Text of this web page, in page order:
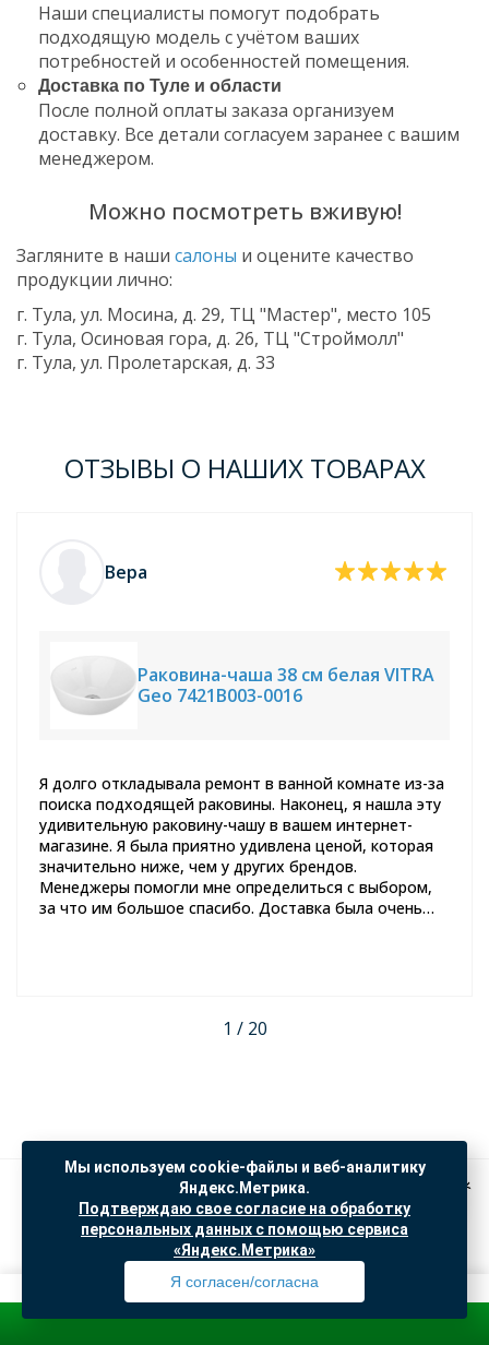
Наши специалисты помогут подобрать
подходящую модель с учётом ваших
потребностей и особенностей помещения.
Доставка по Туле и области
После полной оплаты заказа организуем
доставку. Все детали согласуем заранее с вашим
менеджером.
Можно посмотреть вживую!
Загляните в наши салоны и оцените качество
продукции лично:
г. Тула, ул. Мосина, д. 29, ТЦ "Мастер", место 105
г. Тула, Осиновая гора, д. 26, ТЦ "Строймолл"
г. Тула, ул. Пролетарская, д. 33
ОТЗЫВЫ О НАШИХ ТОВАРАХ
Вера
Раковина-чаша 38 см белая VITRA
Geo 7421B003-0016
Я долго откладывала ремонт в ванной комнате из-за
поиска подходящей раковины. Наконец, я нашла эту
удивительную раковину-чашу в вашем интернет-
магазине. Я была приятно удивлена ценой, которая
значительно ниже, чем у других брендов.
Менеджеры помогли мне определиться с выбором,
за что им большое спасибо. Доставка была очень
задумывается о покупке новой раковины.
1 / 20
Заказать звонок Обратная связь
Мы используем cookie-файлы и веб-аналитику
Яндекс.Метрика.
Подтверждаю свое согласие на обработку
персональных данных с помощью сервиса
«Яндекс.Метрика»
Я согласен/согласна
Профиль Товары Поиск Избранное Корзина